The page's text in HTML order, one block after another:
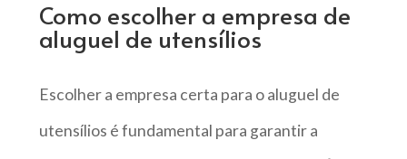
Como escolher a empresa de
aluguel de utensílios
Escolher a empresa certa para o aluguel de
utensílios é fundamental para garantir a